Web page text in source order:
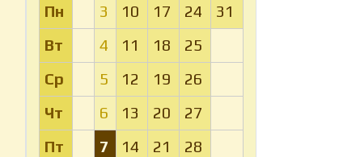
Пн 3 10 17 24
31
Вт
4 11 18
25
Ср
5 12 19
26
Чт
6 13 20
27
Пт
7 14 21
28